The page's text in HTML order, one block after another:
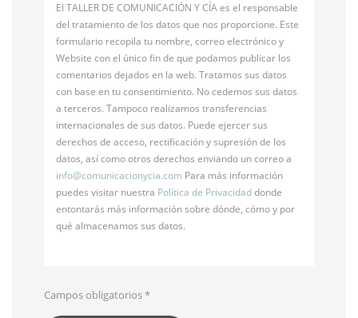
El TALLER DE COMUNICACIÓN Y CÍA es el responsable
del tratamiento de los datos que nos proporcione. Este
formulario recopila tu nombre, correo electrónico y
Website con el único fin de que podamos publicar los
comentarios dejados en la web. Tratamos sus datos
con base en tu consentimiento. No cedemos sus datos
a terceros. Tampoco realizamos transferencias
internacionales de sus datos. Puede ejercer sus
derechos de acceso, rectificación y supresión de los
datos, así como otros derechos enviando un correo a
info@comunicacionycia.com Para más información
puedes visitar nuestra Política de Privacidaddonde
entontarás más información sobre dónde, cómo y por
qué almacenamos sus datos.
Campos obligatorios*